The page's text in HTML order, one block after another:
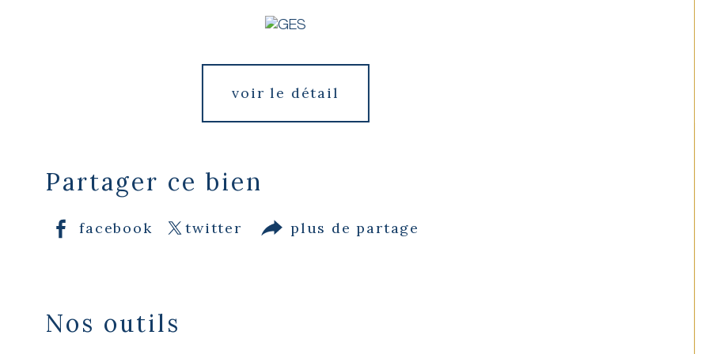
voir le détail
Partager ce bien
facebook twitter plus de partage
Nos outils